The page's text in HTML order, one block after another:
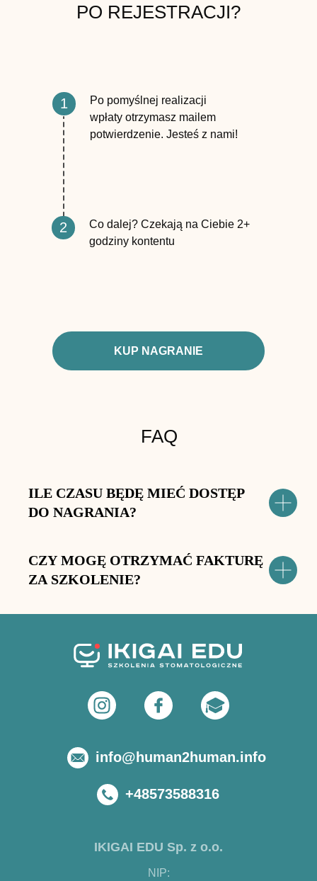
PO REJESTRACJI?
Po pomyślnej realizacji
wpłaty otrzymasz mailem
potwierdzenie. Jesteś z nami!
1
Co dalej? Czekają na Ciebie 2+
godziny kontentu
2
KUP NAGRANIE
FAQ
ILE CZASU BĘDĘ MIEĆ DOSTĘP
DO NAGRANIA?
CZY MOGĘ OTRZYMAĆ FAKTURĘ
ZA SZKOLENIE?
info@human2human.info
NIP:
+48573588316
IKIGAI EDU Sp. z o.o.